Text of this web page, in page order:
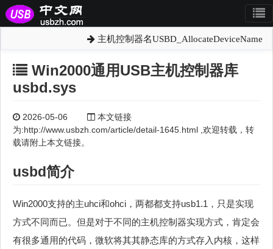
主机控制器名USBD_AllocateDeviceName
Win2000通用USB主机控制器库
usbd.sys
2026-05-06
本文链接
为:http://www.usbzh.com/article/detail-1645.html ,欢迎转载，转
载请附上本文链接。
usbd简介
Win2000支持的主uhci和ohci，两都都支持usb1.1，只是实现
方式不同而已。但是对于不同的主机控制器实现方式，肯定会
有很多通用的代码，微软将其其静态库的方式存入内核，这样